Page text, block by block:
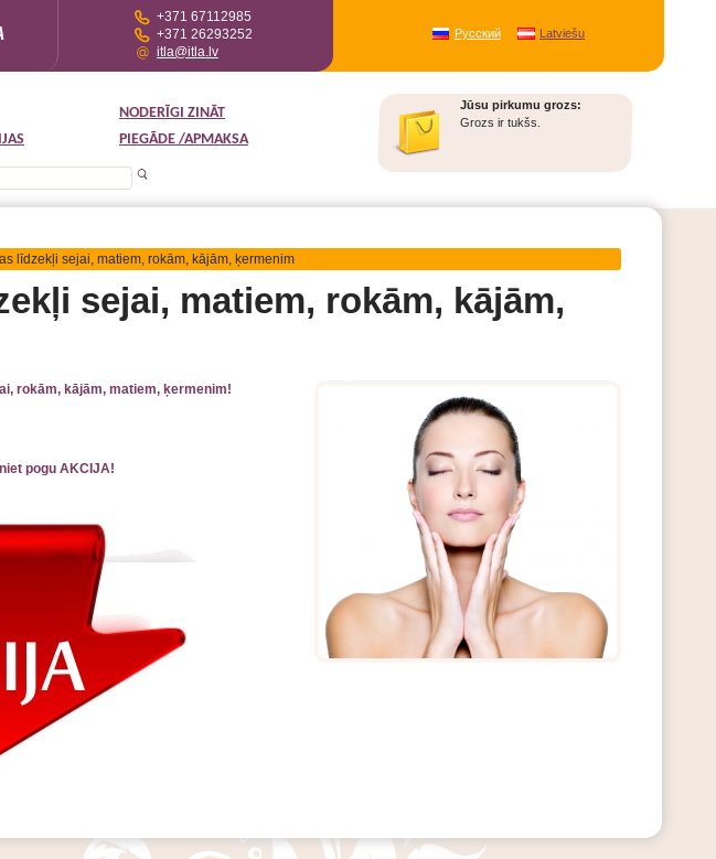
NODERĪGI ZINĀT
PIEGĀDE /APMAKSA
Jūsu pirkumu grozs:
Grozs ir tukšs.
+371 67112985
+371 26293252
itla@itla.lv
Русский Latviešu
līdzekļi sejai, matiem, rokām, kājām, ķermenim
sejai, matiem, rokām, kājām,
rokām, kājām, matiem, ķermenim!
pogu AKCIJA!